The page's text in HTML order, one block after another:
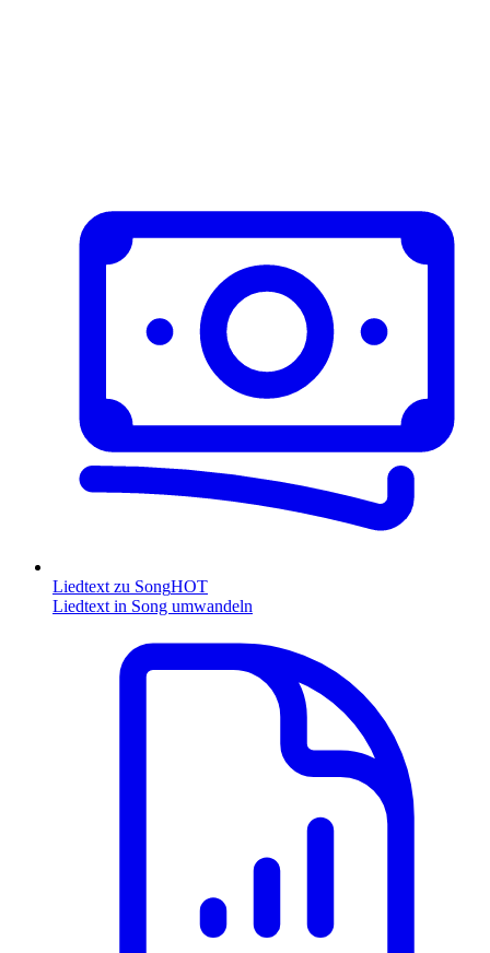
Liedtext zu SongHOT
Liedtext in Song umwandeln